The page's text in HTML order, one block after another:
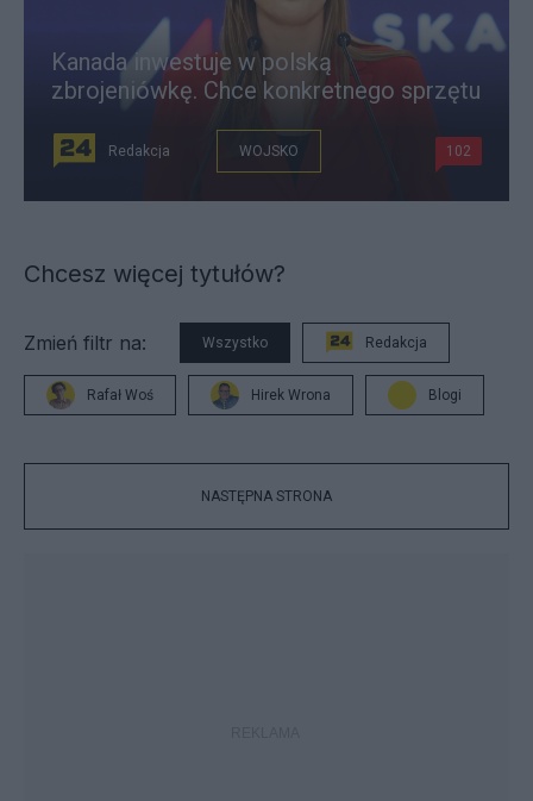
Kanada inwestuje w polską
zbrojeniówkę. Chce konkretnego sprzętu
Redakcja WOJSKO 102
Chcesz więcej tytułów?
Zmień filtr na: Wszystko Redakcja
Rafał Woś Hirek Wrona Blogi
NASTĘPNA STRONA